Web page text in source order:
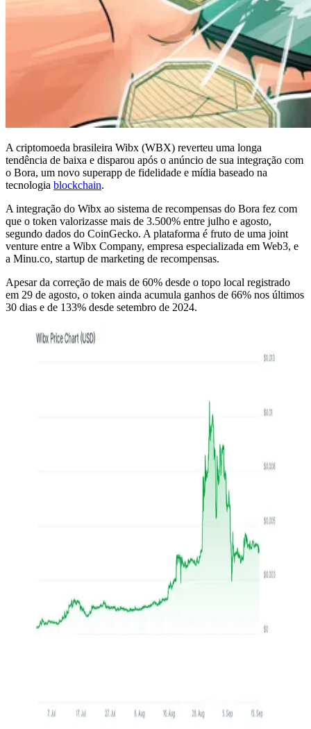
A criptomoeda brasileira Wibx (WBX) reverteu uma longa
tendência de baixa e disparou após o anúncio de sua integração com
o Bora, um novo superapp de fidelidade e mídia baseado na
tecnologia blockchain.
A integração do Wibx ao sistema de recompensas do Bora fez com
que o token valorizasse mais de 3.500% entre julho e agosto,
segundo dados do CoinGecko. A plataforma é fruto de uma joint
venture entre a Wibx Company, empresa especializada em Web3, e
a Minu.co, startup de marketing de recompensas.
Apesar da correção de mais de 60% desde o topo local registrado
em 29 de agosto, o token ainda acumula ganhos de 66% nos últimos
30 dias e de 133% desde setembro de 2024.